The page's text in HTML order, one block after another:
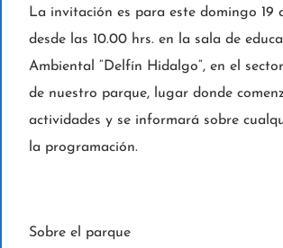
La invitación es para este domingo 19
desde las 10.00 hrs. en la sala de
Ambiental “Delfín Hidalgo”, en el
de nuestro parque, lugar donde
actividades y se informará sobre
la programación.
Sobre el parque